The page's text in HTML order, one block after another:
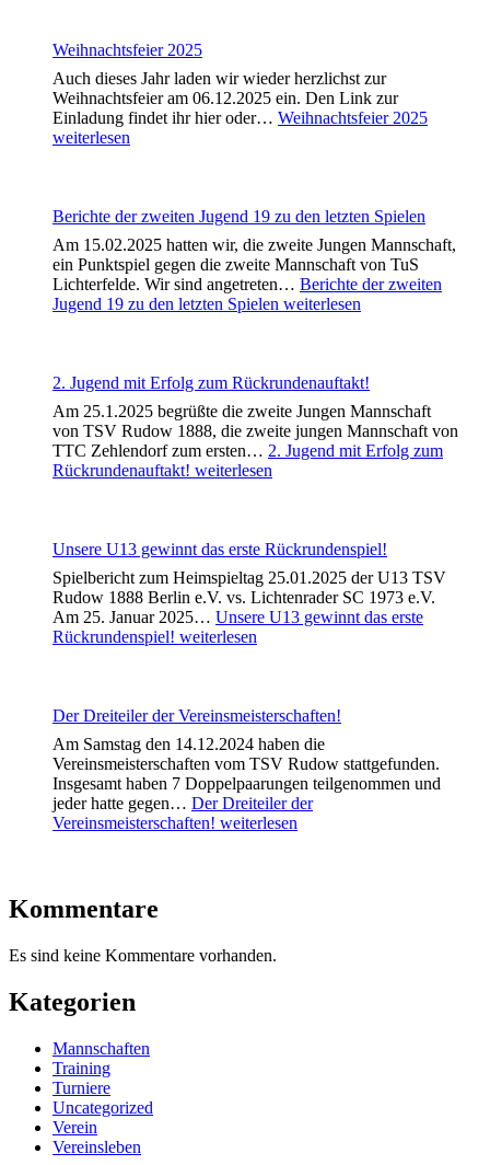
Weihnachtsfeier 2025
Auch dieses Jahr laden wir wieder herzlichst zur
Weihnachtsfeier am 06.12.2025 ein. Den Link zur
Einladung findet ihr hier oder… Weihnachtsfeier 2025
weiterlesen
Berichte der zweiten Jugend 19 zu den letzten Spielen
Am 15.02.2025 hatten wir, die zweite Jungen Mannschaft,
ein Punktspiel gegen die zweite Mannschaft von TuS
Lichterfelde. Wir sind angetreten… Berichte der zweiten
Jugend 19 zu den letzten Spielen weiterlesen
2. Jugend mit Erfolg zum Rückrundenauftakt!
Am 25.1.2025 begrüßte die zweite Jungen Mannschaft
von TSV Rudow 1888, die zweite jungen Mannschaft von
TTC Zehlendorf zum ersten… 2. Jugend mit Erfolg zum
Rückrundenauftakt! weiterlesen
Unsere U13 gewinnt das erste Rückrundenspiel!
Spielbericht zum Heimspieltag 25.01.2025 der U13 TSV
Rudow 1888 Berlin e.V. vs. Lichtenrader SC 1973 e.V.
Am 25. Januar 2025… Unsere U13 gewinnt das erste
Rückrundenspiel! weiterlesen
Der Dreiteiler der Vereinsmeisterschaften!
Am Samstag den 14.12.2024 haben die
Vereinsmeisterschaften vom TSV Rudow stattgefunden.
Insgesamt haben 7 Doppelpaarungen teilgenommen und
jeder hatte gegen… Der Dreiteiler der
Vereinsmeisterschaften! weiterlesen
Kommentare
Es sind keine Kommentare vorhanden.
Kategorien
Mannschaften
Training
Turniere
Uncategorized
Verein
Vereinsleben